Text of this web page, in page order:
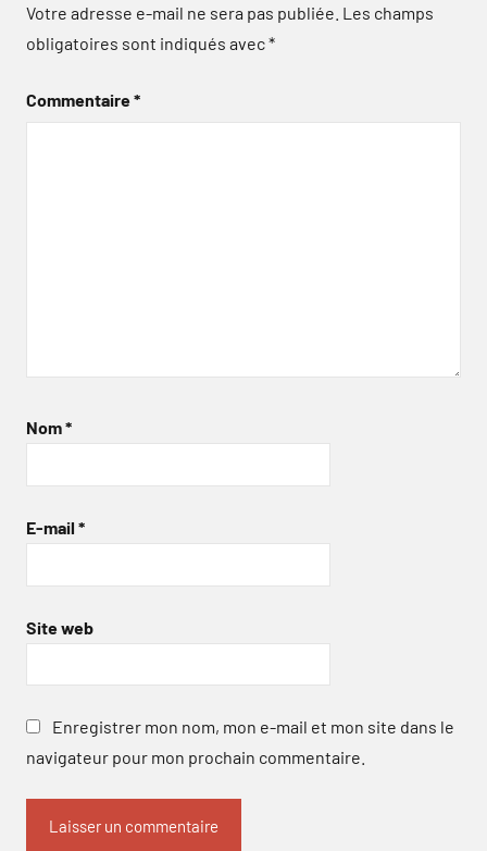
Votre adresse e-mail ne sera pas publiée. Les champs
obligatoires sont indiqués avec*
Commentaire*
Nom*
E-mail *
Site web
Enregistrer mon nom, mon e-mail et mon site dans le
navigateur pour mon prochain commentaire.